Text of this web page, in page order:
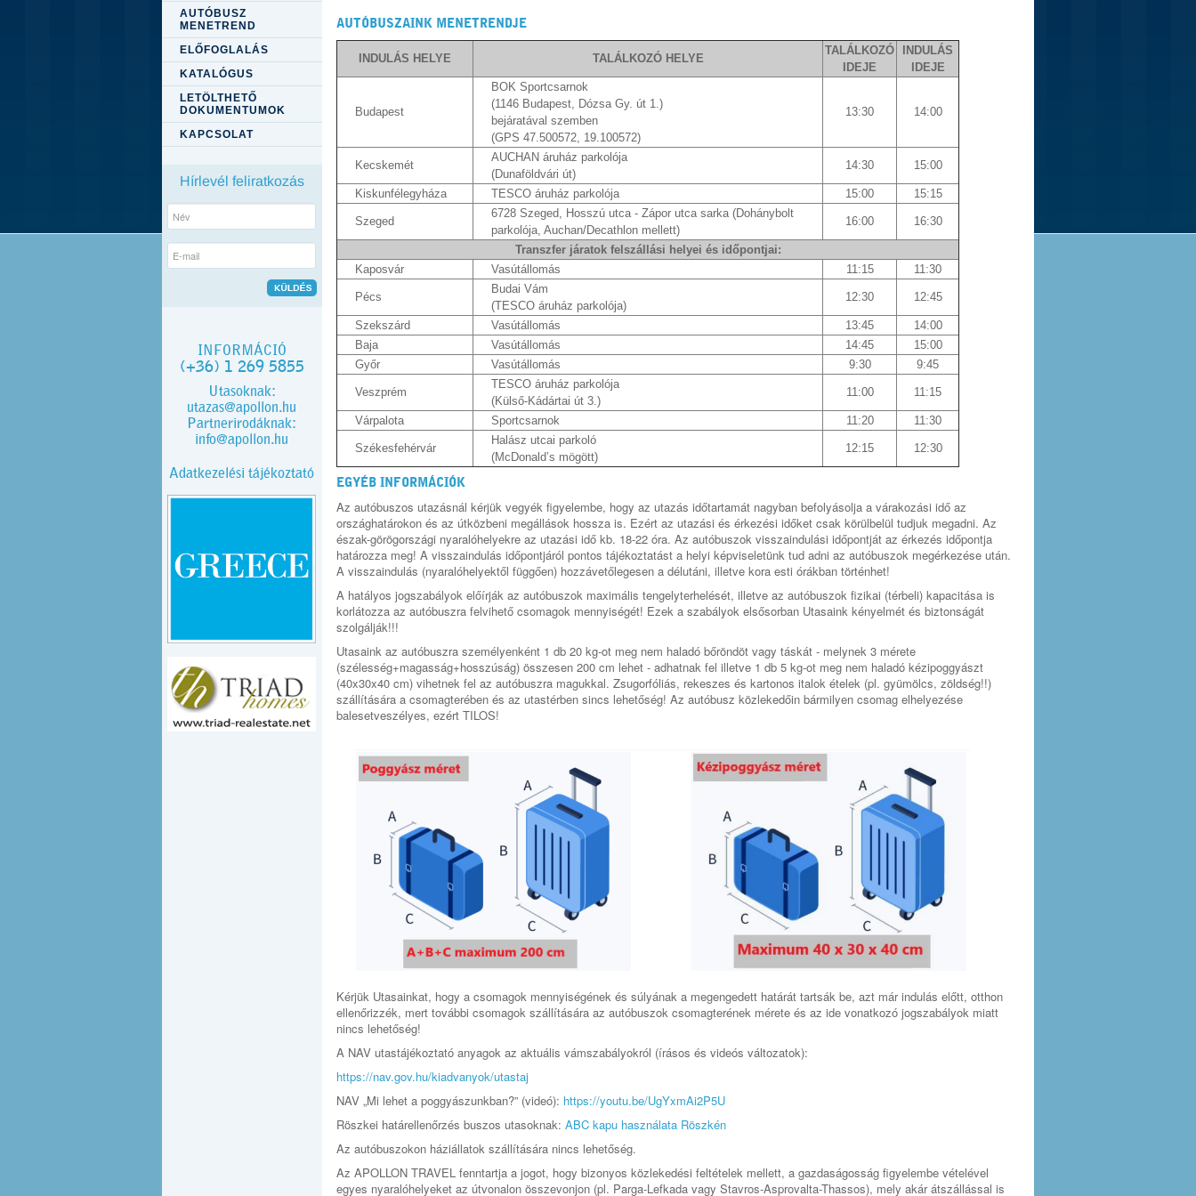
AUTÓBUSZ
MENETREND
ELŐFOGLALÁS
KATALÓGUS
LETÖLTHETŐ
DOKUMENTUMOK
KAPCSOLAT
Hírlevél feliratkozás
INFORMÁCIÓ
(+36) 1 269 5855
Utasoknak:
utazas@apollon.hu
Partnerirodáknak:
info@apollon.hu
Adatkezelési tájékoztató
AUTÓBUSZAINK MENETRENDJE
INDULÁS HELYE TALÁLKOZÓ HELYE
TALÁLKOZÓ
IDEJE
INDULÁS
IDEJE
Budapest
BOK Sportcsarnok
(1146 Budapest, Dózsa Gy. út 1.)
bejáratával szemben
(GPS 47.500572, 19.100572)
13:30 14:00
Kecskemét
AUCHAN áruház parkolója
(Dunaföldvári út)
14:30 15:00
Kiskunfélegyháza TESCO áruház parkolója 15:00 15:15
Szeged
6728 Szeged, Hosszú utca - Zápor utca sarka (Dohánybolt
parkolója, Auchan/Decathlon mellett)
16:00 16:30
Transzfer járatok felszállási helyei és időpontjai:
Kaposvár
Vasútállomás 11:15 11:30
Pécs
Budai Vám
(TESCO áruház parkolója)
12:30 12:45
Szekszárd Vasútállomás 13:45
14:00
Baja
Vasútállomás 14:45
15:00
Győr
Vasútállomás 9:30 9:45
Veszprém
TESCO áruház parkolója
(Külső-Kádártai út 3.)
11:00 11:15
Várpalota Sportcsarnok 11:20 11:30
Székesfehérvár
Halász utcai parkoló
(McDonald’s mögött)
12:15 12:30
EGYÉB INFORMÁCIÓK
Az autóbuszos utazásnál kérjük vegyék figyelembe, hogy az utazás időtartamát nagyban befolyásolja a várakozási idő az
országhatárokon és az útközbeni megállások hossza is. Ezért az utazási és érkezési időket csak körülbelül tudjuk megadni. Az
észak-görögországi nyaralóhelyekre az utazási idő kb. 18-22 óra. Az autóbuszok visszaindulási időpontját az érkezés időpontja
határozza meg! A visszaindulás időpontjáról pontos tájékoztatást a helyi képviseletünk tud adni az autóbuszok megérkezése után.
A visszaindulás (nyaralóhelyektől függően) hozzávetőlegesen a délutáni, illetve kora esti órákban történhet!
A hatályos jogszabályok előírják az autóbuszok maximális tengelyterhelését, illetve az autóbuszok fizikai (térbeli) kapacitása is
korlátozza az autóbuszra felvihető csomagok mennyiségét! Ezek a szabályok elsősorban Utasaink kényelmét és biztonságát
szolgálják!!!
Utasaink az autóbuszra személyenként 1 db 20 kg-ot meg nem haladó bőröndöt vagy táskát - melynek 3 mérete
(szélesség+magasság+hosszúság) összesen 200 cm lehet - adhatnak fel illetve 1 db 5 kg-ot meg nem haladó kézipoggyászt
(40x30x40 cm) vihetnek fel az autóbuszra magukkal. Zsugorfóliás, rekeszes és kartonos italok ételek (pl. gyümölcs, zöldség!!)
szállítására a csomagterében és az utastérben sincs lehetőség! Az autóbusz közlekedőin bármilyen csomag elhelyezése
balesetveszélyes, ezért TILOS!
Kérjük Utasainkat, hogy a csomagok mennyiségének és súlyának a megengedett határát tartsák be, azt már indulás előtt, otthon
ellenőrizzék, mert további csomagok szállítására az autóbuszok csomagterének mérete és az ide vonatkozó jogszabályok miatt
nincs lehetőség!
A NAV utastájékoztató anyagok az aktuális vámszabályokról (írásos és videós változatok):
https://nav.gov.hu/kiadvanyok/utastaj
NAV „Mi lehet a poggyászunkban?” (videó): https://youtu.be/UgYxmAi2P5U
Röszkei határellenőrzés buszos utasoknak: ABC kapu használata Röszkén
Az autóbuszokon háziállatok szállítására nincs lehetőség.
Az APOLLON TRAVEL fenntartja a jogot, hogy bizonyos közlekedési feltételek mellett, a gazdaságosság figyelembe vételével
egyes nyaralóhelyeket az útvonalon összevonjon (pl. Parga-Lefkada vagy Stavros-Asprovalta-Thassos), mely akár átszállással is